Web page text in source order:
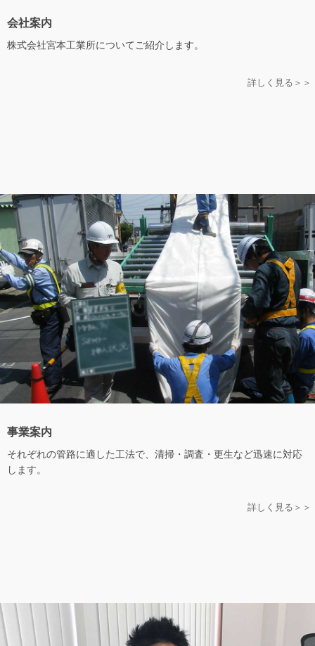
会社案内
株式会社宮本工業所についてご紹介します。
詳しく見る＞＞
事業案内
それぞれの管路に適した工法で、清掃・調査・更生など迅速に対応
します。
詳しく見る＞＞